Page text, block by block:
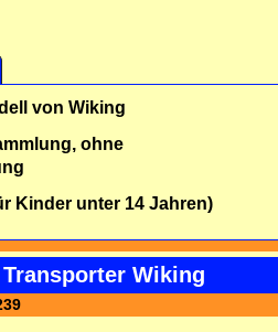
von Wiking
ohne
Kinder unter 14 Jahren)
Wiking